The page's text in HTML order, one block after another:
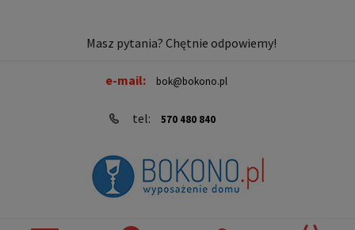
Masz pytania? Chętnie odpowiemy!
e-mail: bok@bokono.pl
tel: 570 480 840